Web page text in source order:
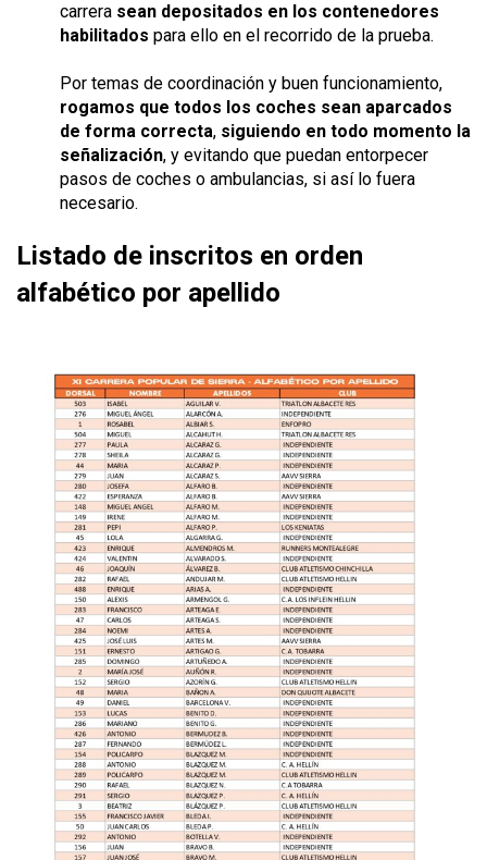
carrera sean depositados en los contenedores
habilitados para ello en el recorrido de la prueba.
Por temas de coordinación y buen funcionamiento,
rogamos que todos los coches sean aparcados
de forma correcta, siguiendo en todo momento la
señalización, y evitando que puedan entorpecer
pasos de coches o ambulancias, si así lo fuera
necesario.
Listado de inscritos en orden
alfabético por apellido